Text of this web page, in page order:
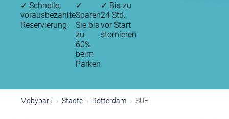
✓ Schnelle,
vorausbezahlte
Reservierung
✓
Sparen
Sie bis
zu
60%
beim
Parken
✓ Bis zu
24 Std.
vor Start
stornieren
Mobypark Städte Rotterdam SUE